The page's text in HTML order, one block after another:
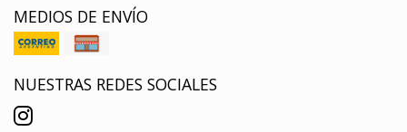
MEDIOS DE ENVÍO
NUESTRAS REDES SOCIALES